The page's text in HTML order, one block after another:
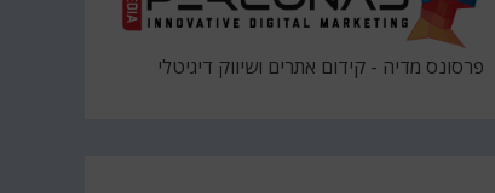
פרסונס מדיה - קידום אתרים ושיווק דיגיטלי